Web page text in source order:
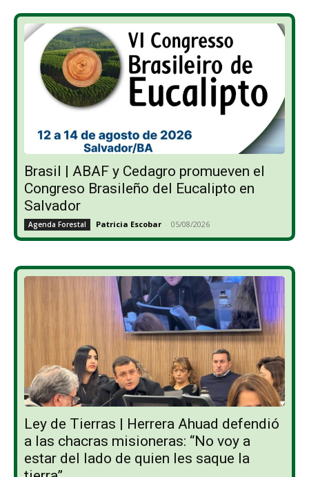
Brasil | ABAF y Cedagro promueven el
Congreso Brasileño del Eucalipto en
Salvador
Agenda Forestal Patricia Escobar - 05/08/2026
Ley de Tierras | Herrera Ahuad defendió
a las chacras misioneras: “No voy a
estar del lado de quien les saque la